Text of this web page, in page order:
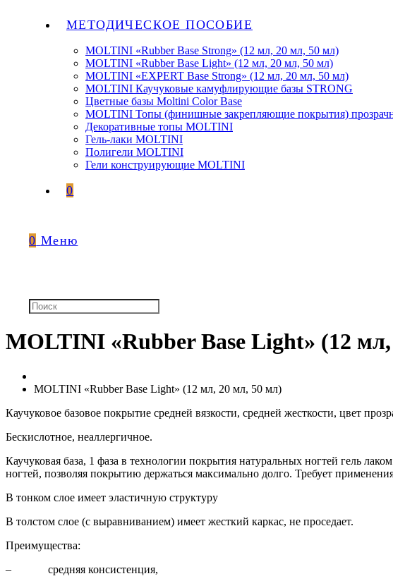
МЕТОДИЧЕСКОЕ ПОСОБИЕ
MOLTINI «Rubber Base Strong» (12 мл, 20 мл, 50 мл)
MOLTINI «Rubber Base Light» (12 мл, 20 мл, 50 мл)
MOLTINI «EXPERT Base Strong» (12 мл, 20 мл, 50 мл)
MOLTINI Каучуковые камуфлирующие базы STRONG
Цветные базы Moltini Color Base
MOLTINI Топы (финишные закрепляющие покрытия)
Декоративные топы MOLTINI
Гель-лаки MOLTINI
Полигели MOLTINI
Гели конструирующие MOLTINI
0
0 Меню
MOLTINI «Rubber Base Light» (12
MOLTINI «Rubber Base Light» (12 мл, 20 мл, 50 мл)
Каучуковое базовое покрытие средней вязкости, средней жесткости, цвет
Бескислотное, неаллергичное.
Каучуковая база, 1 фаза в технологии покрытия натуральных ногтей гель
ногтей, позволяя покрытию держаться максимально долго. Требует
В тонком слое имеет эластичную структуру
В толстом слое (с выравниванием) имеет жесткий каркас, не проседает.
Преимущества:
– средняя консистенция,